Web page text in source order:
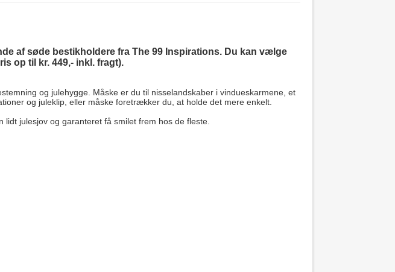
af søde bestikholdere fra The 99 Inspirations. Du kan vælge
op til kr. 449,- inkl. fragt).
og julehygge. Måske er du til nisselandskaber i vindueskarmene, et
og juleklip, eller måske foretrækker du, at holde det mere enkelt.
julesjov og garanteret få smilet frem hos de fleste.